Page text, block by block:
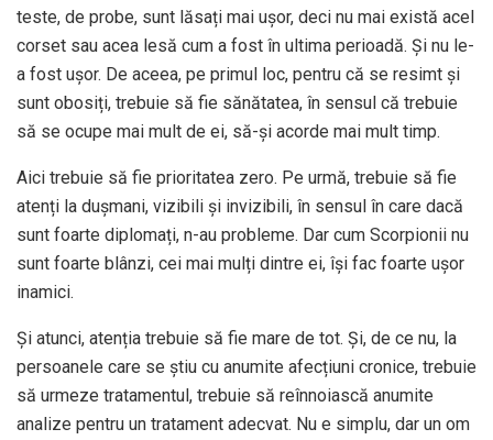
teste, de probe, sunt lăsați mai ușor, deci nu mai există acel
corset sau acea lesă cum a fost în ultima perioadă. Şi nu le-
a fost ușor. De aceea, pe primul loc, pentru că se resimt și
sunt obosiți, trebuie să fie sănătatea, în sensul că trebuie
să se ocupe mai mult de ei, să-și acorde mai mult timp.
Aici trebuie să fie prioritatea zero. Pe urmă, trebuie să fie
atenți la dușmani, vizibili și invizibili, în sensul în care dacă
sunt foarte diplomați, n-au probleme. Dar cum Scorpionii nu
sunt foarte blânzi, cei mai mulți dintre ei, își fac foarte ușor
inamici.
Și atunci, atenția trebuie să fie mare de tot. Și, de ce nu, la
persoanele care se știu cu anumite afecțiuni cronice, trebuie
să urmeze tratamentul, trebuie să reînnoiască anumite
analize pentru un tratament adecvat. Nu e simplu, dar un om